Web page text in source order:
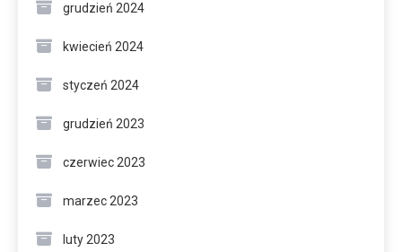
grudzień 2024
kwiecień 2024
styczeń 2024
grudzień 2023
czerwiec 2023
marzec 2023
luty 2023